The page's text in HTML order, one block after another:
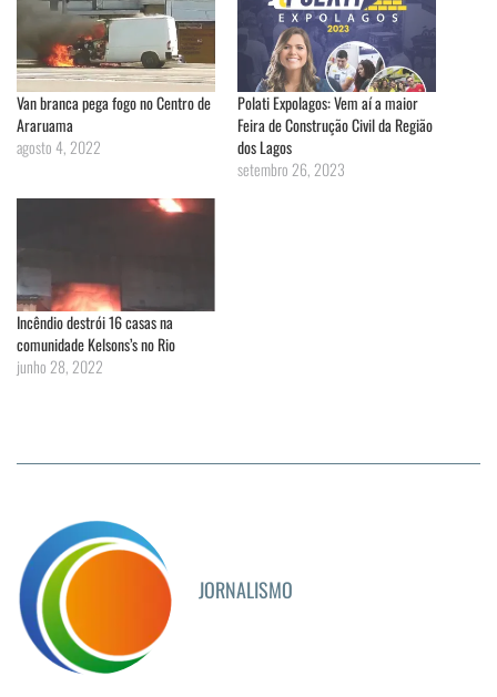
Van branca pega fogo no Centro de
Araruama
agosto 4, 2022
Polati Expolagos: Vem aí a maior
Feira de Construção Civil da Região
dos Lagos
setembro 26, 2023
Incêndio destrói 16 casas na
comunidade Kelsons’s no Rio
junho 28, 2022
JORNALISMO